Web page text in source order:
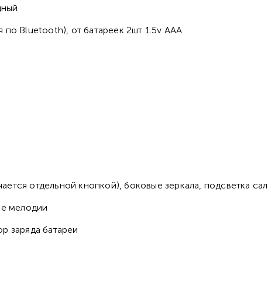
по Bluetooth), от батареек 2шт 1.5v AAА
отдельной кнопкой), боковые зеркала, подсветка
мелодии
заряда батареи